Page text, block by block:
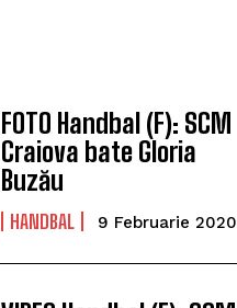
FOTO Handbal (F): SCM
Craiova bate Gloria
Buzău
HANDBAL 9 Februarie 2020